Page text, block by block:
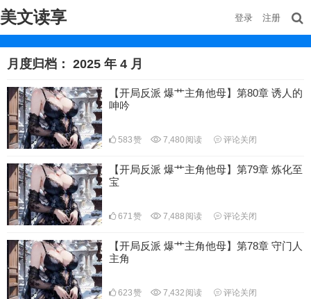
美文读享 登录 注册
月度归档： 2025 年 4 月
【开局反派 爆艹主角他母】第80章 诱人的
呻吟
583赞 7,480 阅读 评论关闭
【开局反派 爆艹主角他母】第79章 炼化至
宝
671赞 7,488 阅读 评论关闭
【开局反派 爆艹主角他母】第78章 守门人
主角
623赞 7,432 阅读 评论关闭